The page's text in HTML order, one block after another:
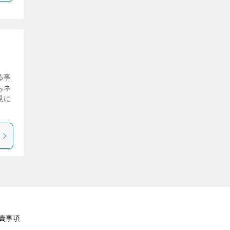
事
ネ
に
事項